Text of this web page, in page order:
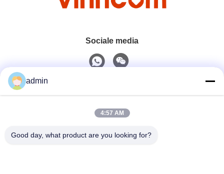
Sociale media
0086-551-65396351
admin
4:57 AM
Good day, what product are you looking for?